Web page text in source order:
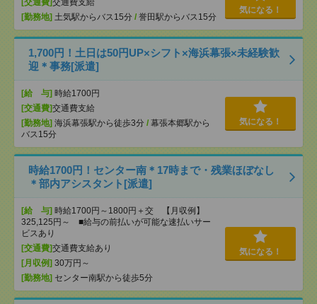
[交通費]交通費支給
[勤務地] 土気駅からバス15分 / 誉田駅からバス15分
気になる！
1,700円！土日は50円UP×シフト×海浜幕張×未経験歓
迎＊事務[派遣]
[給 与] 時給1700円
[交通費]交通費支給
[勤務地] 海浜幕張駅から徒歩3分 / 幕張本郷駅から
バス15分
気になる！
時給1700円！センター南＊17時まで・残業ほぼなし
＊部内アシスタント[派遣]
[給 与] 時給1700円～1800円＋交 【月収例】
325,125円～ ■給与の前払いが可能な速払いサー
ビスあり
[交通費]交通費支給あり
[月収例] 30万円～
[勤務地] センター南駅から徒歩5分
気になる！